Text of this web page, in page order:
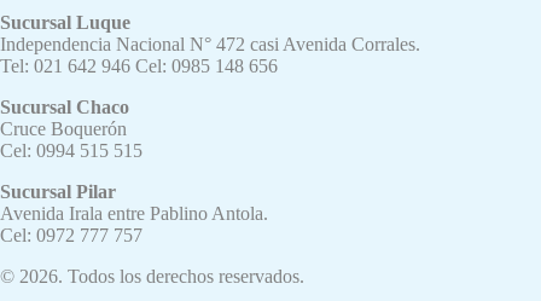
Sucursal Luque
Independencia Nacional N° 472 casi Avenida Corrales.
Tel: 021 642 946 Cel: 0985 148 656
Sucursal Chaco
Cruce Boquerón
Cel: 0994 515 515
Sucursal Pilar
Avenida Irala entre Pablino Antola.
Cel: 0972 777 757
© 2026. Todos los derechos reservados.